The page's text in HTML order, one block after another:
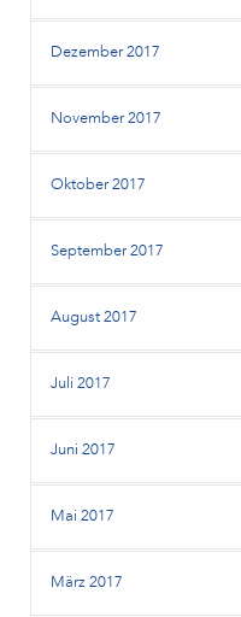
Dezember 2017
November 2017
Oktober 2017
September 2017
August 2017
Juli 2017
Juni 2017
Mai 2017
März 2017